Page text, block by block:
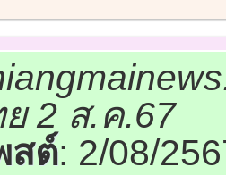
2 ส.ค.67
สต์: 2/08/